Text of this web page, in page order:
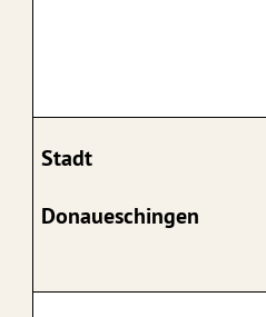
Stadt
Donaueschingen